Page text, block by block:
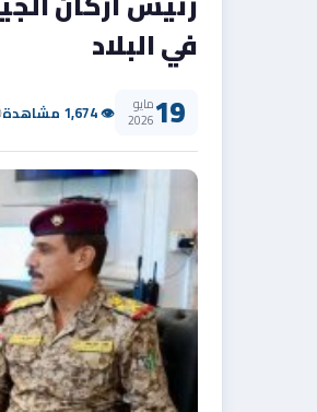
في البلاد
19مايو
2026 👁 1,674 مشاهدة